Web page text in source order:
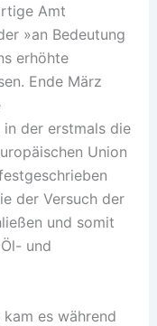
Amt
»an Bedeutung
erhöhte
Ende März
der erstmals die
Union
der Versuch der
und somit
und
es während